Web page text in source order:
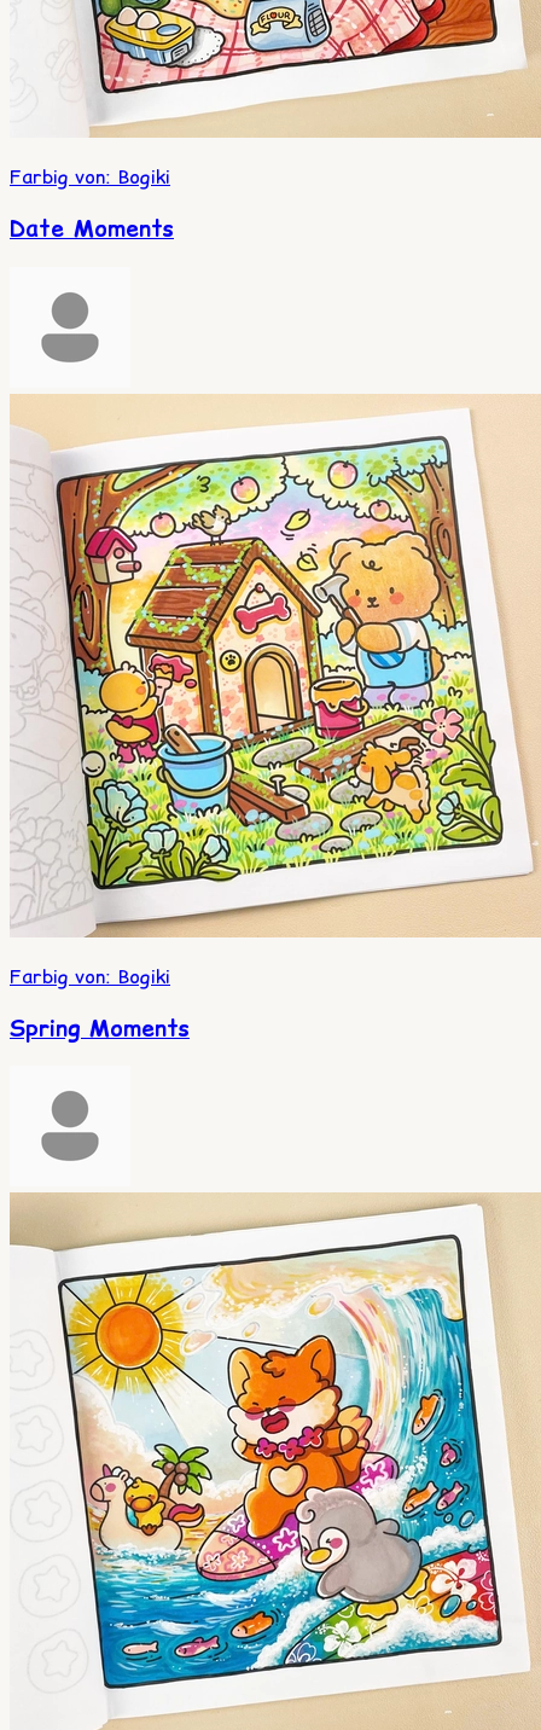
Farbig von: Bogiki
Date Moments
Farbig von: Bogiki
Spring Moments